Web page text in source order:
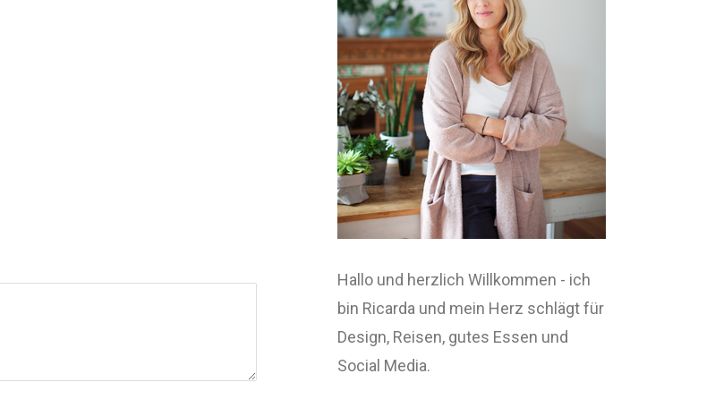
Hallo und herzlich Willkommen - ich
bin Ricarda und mein Herz schlägt für
Design, Reisen, gutes Essen und
Social Media.